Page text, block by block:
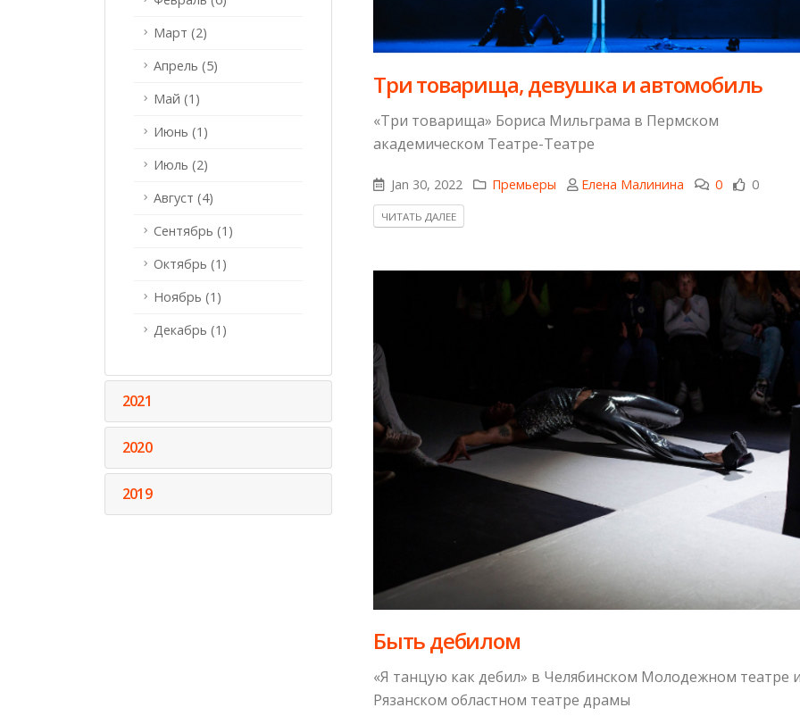
Март (2)
Апрель (5)
Май (1)
Июнь (1)
Июль (2)
Август (4)
Сентябрь (1)
Октябрь (1)
Ноябрь (1)
Декабрь (1)
2021
2020
2019
Три товарища, девушка и автомобиль
«Три товарища» Бориса Мильграма в Пермском
академическом Театре-Театре
Jan 30, 2022 Премьеры Елена Малинина 0 0
ЧИТАТЬ ДАЛЕЕ
Быть дебилом
«Я танцую как дебил» в Челябинском Молодежном театре
Рязанском областном театре драмы